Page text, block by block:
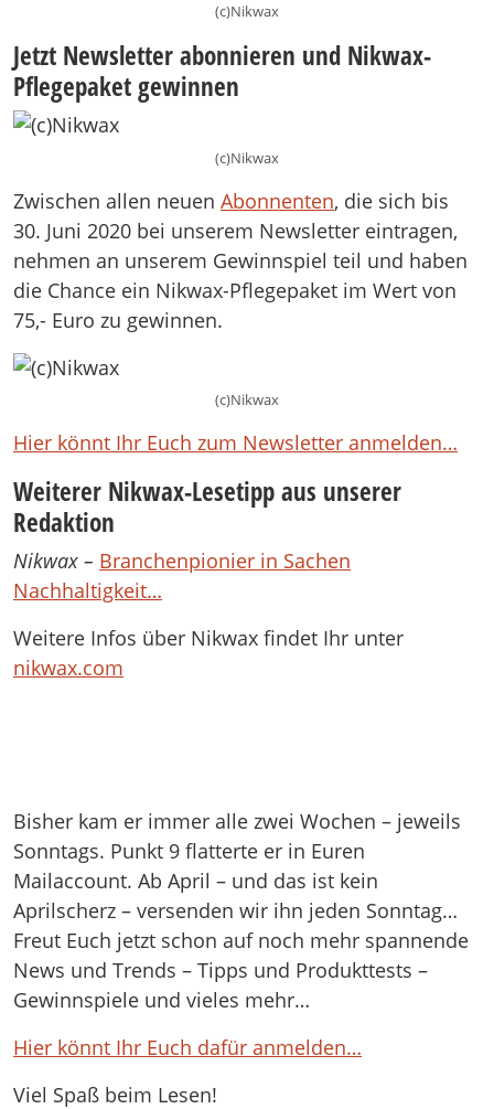
(c)Nikwax
Jetzt Newsletter abonnieren und Nikwax-
Pflegepaket gewinnen
(c)Nikwax
Zwischen allen neuen Abonnenten, die sich bis
30. Juni 2020 bei unserem Newsletter eintragen,
nehmen an unserem Gewinnspiel teil und haben
die Chance ein Nikwax-Pflegepaket im Wert von
75,- Euro zu gewinnen.
(c)Nikwax
Hier könnt Ihr Euch zum Newsletter anmelden…
Weiterer Nikwax-Lesetipp aus unserer
Redaktion
Nikwax – Branchenpionier in Sachen
Nachhaltigkeit…
Weitere Infos über Nikwax findet Ihr unter
nikwax.com
Bisher kam er immer alle zwei Wochen – jeweils
Sonntags. Punkt 9 flatterte er in Euren
Mailaccount. Ab April – und das ist kein
Aprilscherz – versenden wir ihn jeden Sonntag…
Freut Euch jetzt schon auf noch mehr spannende
News und Trends – Tipps und Produkttests –
Gewinnspiele und vieles mehr…
Hier könnt Ihr Euch dafür anmelden…
Viel Spaß beim Lesen!